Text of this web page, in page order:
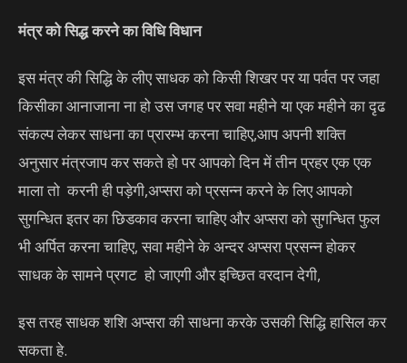
मंत्र को सिद्ध करने का विधि विधान
इस मंत्र की सिद्धि के लीए साधक को किसी शिखर पर या पर्वत पर जहा
किसीका आनाजाना ना हो उस जगह पर सवा महीने या एक महीने का दृढ
संकल्प लेकर साधना का प्रारम्भ करना चाहिए,आप अपनी शक्ति
अनुसार मंत्रजाप कर सकते हो पर आपको दिन में तीन प्रहर एक एक
माला तो करनी ही पड़ेगी,अप्सरा को प्रसन्न करने के लिए आपको
सुगन्धित इतर का छिडकाव करना चाहिए और अप्सरा को सुगन्धित फुल
भी अर्पित करना चाहिए, सवा महीने के अन्दर अप्सरा प्रसन्न होकर
साधक के सामने प्रगट हो जाएगी और इच्छित वरदान देगी,
इस तरह साधक शशि अप्सरा की साधना करके उसकी सिद्धि हासिल कर
सकता हे.